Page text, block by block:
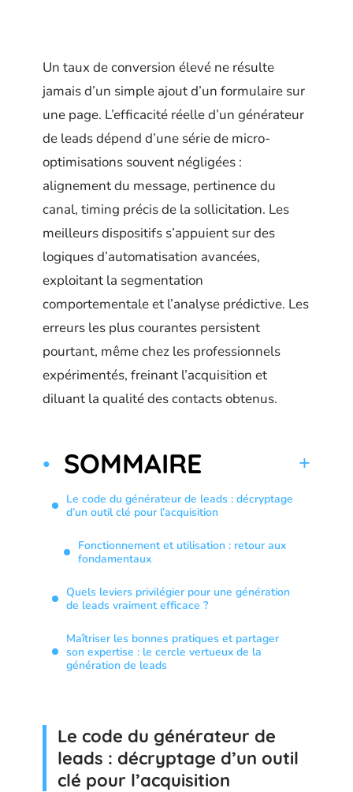
Un taux de conversion élevé ne résulte
jamais d’un simple ajout d’un formulaire sur
une page. L’efficacité réelle d’un générateur
de leads dépend d’une série de micro-
optimisations souvent négligées :
alignement du message, pertinence du
canal, timing précis de la sollicitation. Les
meilleurs dispositifs s’appuient sur des
logiques d’automatisation avancées,
exploitant la segmentation
comportementale et l’analyse prédictive. Les
erreurs les plus courantes persistent
pourtant, même chez les professionnels
expérimentés, freinant l’acquisition et
diluant la qualité des contacts obtenus.
SOMMAIRE
Le code du générateur de leads : décryptage
d’un outil clé pour l’acquisition
Fonctionnement et utilisation : retour aux
fondamentaux
Quels leviers privilégier pour une génération
de leads vraiment efficace ?
Maîtriser les bonnes pratiques et partager
son expertise : le cercle vertueux de la
génération de leads
Le code du générateur de
leads : décryptage d’un outil
clé pour l’acquisition